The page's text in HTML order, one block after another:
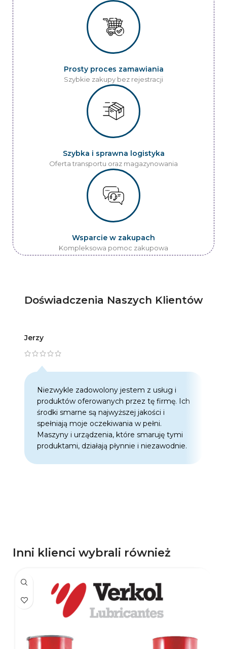
Prosty proces zamawiania
Szybkie zakupy bez rejestracji
Szybka i sprawna logistyka
Oferta transportu oraz magazynowania
Wsparcie w zakupach
Kompleksowa pomoc zakupowa
Doświadczenia Naszych Klientów
Jerzy
Niezwykle zadowolony jestem z usług i
produktów oferowanych przez tę firmę. Ich
środki smarne są najwyższej jakości i
spełniają moje oczekiwania w pełni.
Maszyny i urządzenia, które smaruję tymi
produktami, działają płynnie i niezawodnie.
Inni klienci wybrali również